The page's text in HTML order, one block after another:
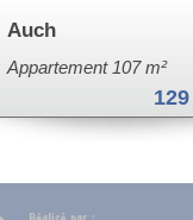
Auch
Appartement 107 m²